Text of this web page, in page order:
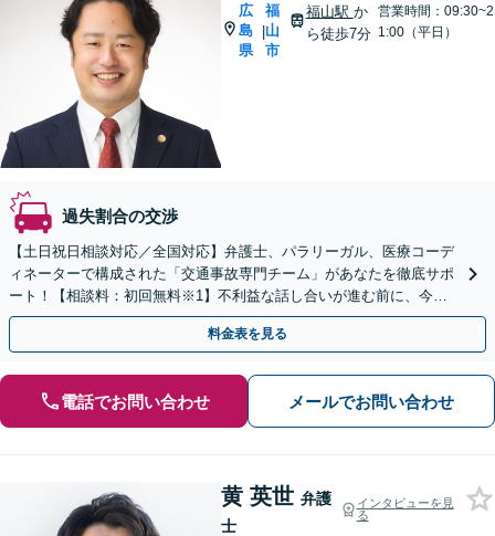
広
島
県
|
福
山
市
福山駅 か
ら徒歩7分
営業時間：09:30~2
1:00（平日）
過失割合の交渉
【土日祝日相談対応／全国対応】弁護士、パラリーガル、医療コーデ
ィネーターで構成された「交通事故専門チーム」があなたを徹底サポ
ート！【相談料：初回無料※1】不利益な話し合いが進む前に、今す
ぐ相談！
料金表を見る
電話でお問い合わせ メールでお問い合わせ
黄 英世 弁護
士
インタビューを見
る